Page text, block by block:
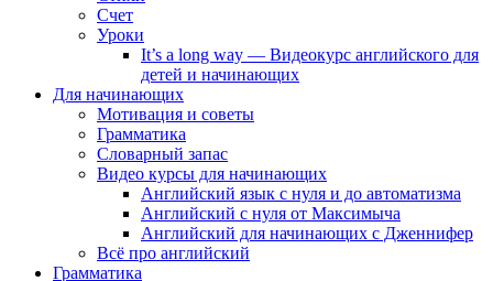
Счет
Уроки
It’s a long way — Видеокурс английского для
детей и начинающих
Для начинающих
Мотивация и советы
Грамматика
Словарный запас
Видео курсы для начинающих
Английский язык с нуля и до автоматизма
Английский с нуля от Максимыча
Английский для начинающих с Дженнифер
Всё про английский
Грамматика